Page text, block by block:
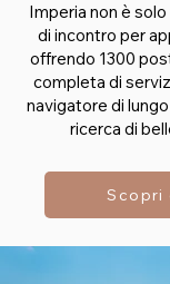
Imperia non è
di incontro per
offrendo 1300
completa di
navigatore di
ricerca di
Scopri